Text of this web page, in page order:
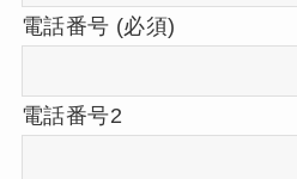
電話番号 (必須)
電話番号2
携帯キャリアのメールサービ